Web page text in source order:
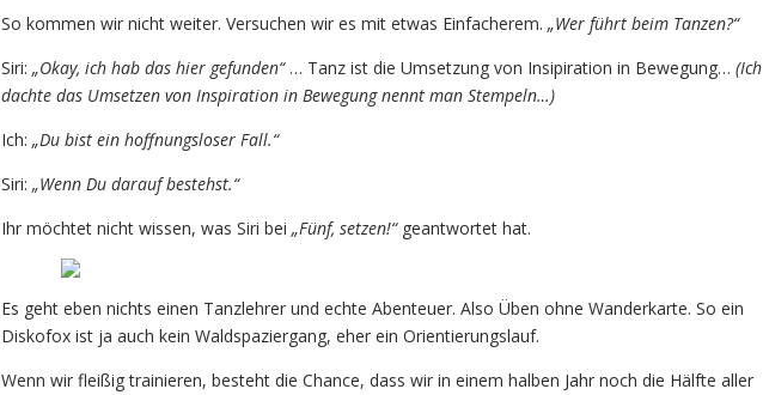
So kommen wir nicht weiter. Versuchen wir es mit etwas Einfacherem. „Wer führt beim Tanzen?“
Siri: „Okay, ich hab das hier gefunden“… Tanz ist die Umsetzung von Insipiration in Bewegung… (Ich
dachte das Umsetzen von Inspiration in Bewegung nennt man Stempeln…)
Ich: „Du bist ein hoffnungsloser Fall.“
Siri: „Wenn Du darauf bestehst.“
Ihr möchtet nicht wissen, was Siri bei „Fünf, setzen!“geantwortet hat.
Es geht eben nichts einen Tanzlehrer und echte Abenteuer. Also Üben ohne Wanderkarte. So ein
Diskofox ist ja auch kein Waldspaziergang, eher ein Orientierungslauf.
Wenn wir fleißig trainieren, besteht die Chance, dass wir in einem halben Jahr noch die Hälfte aller